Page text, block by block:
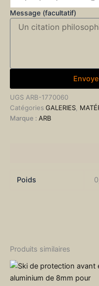
Message (facultatif)
UGS ARB-1770060
Catégories GALERIES,
Marque : ARB
Poids
Produits similaires